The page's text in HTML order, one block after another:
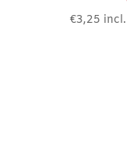
€3,25